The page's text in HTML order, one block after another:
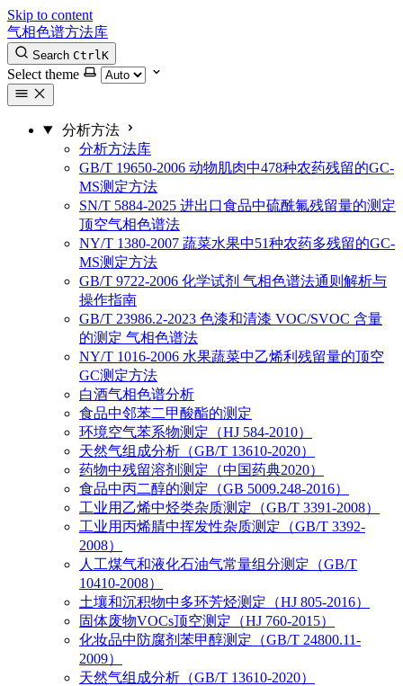
Skip to content
气相色谱方法库
Search CtrlK
Select theme
分析方法
分析方法库
GB/T 19650-2006 动物肌肉中478种农药残留的GC-
MS测定方法
SN/T 5884-2025 进出口食品中硫酰氟残留量的测定
顶空气相色谱法
NY/T 1380-2007 蔬菜水果中51种农药多残留的GC-
MS测定方法
GB/T 9722-2006 化学试剂 气相色谱法通则解析与
操作指南
GB/T 23986.2-2023 色漆和清漆 VOC/SVOC 含量
的测定 气相色谱法
NY/T 1016-2006 水果蔬菜中乙烯利残留量的顶空
GC测定方法
白酒气相色谱分析
食品中邻苯二甲酸酯的测定
环境空气苯系物测定（HJ 584-2010）
天然气组成分析（GB/T 13610-2020）
药物中残留溶剂测定（中国药典2020）
食品中丙二醇的测定（GB 5009.248-2016）
工业用乙烯中烃类杂质测定（GB/T 3391-2008）
工业用丙烯腈中挥发性杂质测定（GB/T 3392-
2008）
人工煤气和液化石油气常量组分测定（GB/T
10410-2008）
土壤和沉积物中多环芳烃测定（HJ 805-2016）
固体废物VOCs顶空测定（HJ 760-2015）
化妆品中防腐剂苯甲醇测定（GB/T 24800.11-
2009）
天然气组成分析（GB/T 13610-2020）